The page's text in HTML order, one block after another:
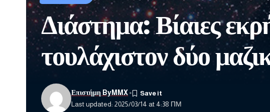
Διάστημα: Βίαιες
τουλάχιστον δύο
Last updated: 2025/03/14 at 4:38 ΠΜ
Επιστήμη ByMMX